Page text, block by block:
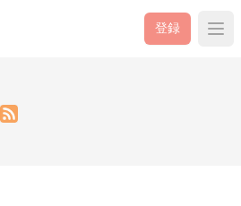
登録